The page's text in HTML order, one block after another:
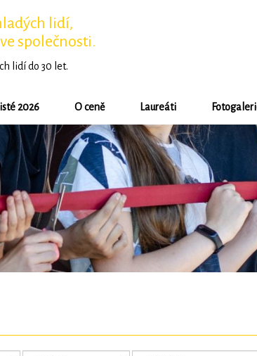
lidí,
společnosti.
lidí do 30 let.
2026 O ceně Laureáti